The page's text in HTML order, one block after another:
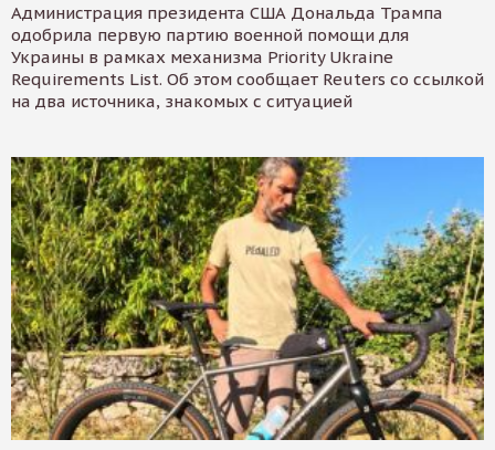
Администрация президента США Дональда Трампа
одобрила первую партию военной помощи для
Украины в рамках механизма Priority Ukraine
Requirements List. Об этом сообщает Reuters со ссылкой
на два источника, знакомых с ситуацией